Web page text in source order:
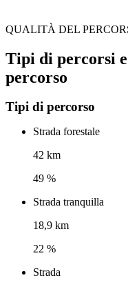
QUALITÀ DEL
Tipi di percorsi
percorso
Tipi di percorso
Strada forestale
42 km
49 %
Strada tranquilla
18,9 km
22 %
Strada